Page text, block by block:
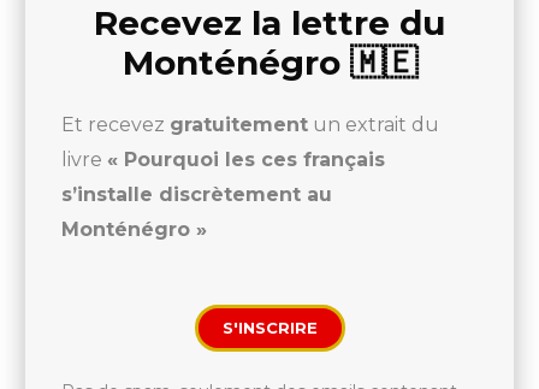
Recevez la lettre du
Monténégro 🇲🇪
Et recevez gratuitement un extrait du
livre « Pourquoi les ces français
s’installe discrètement au
Monténégro »
S'INSCRIRE